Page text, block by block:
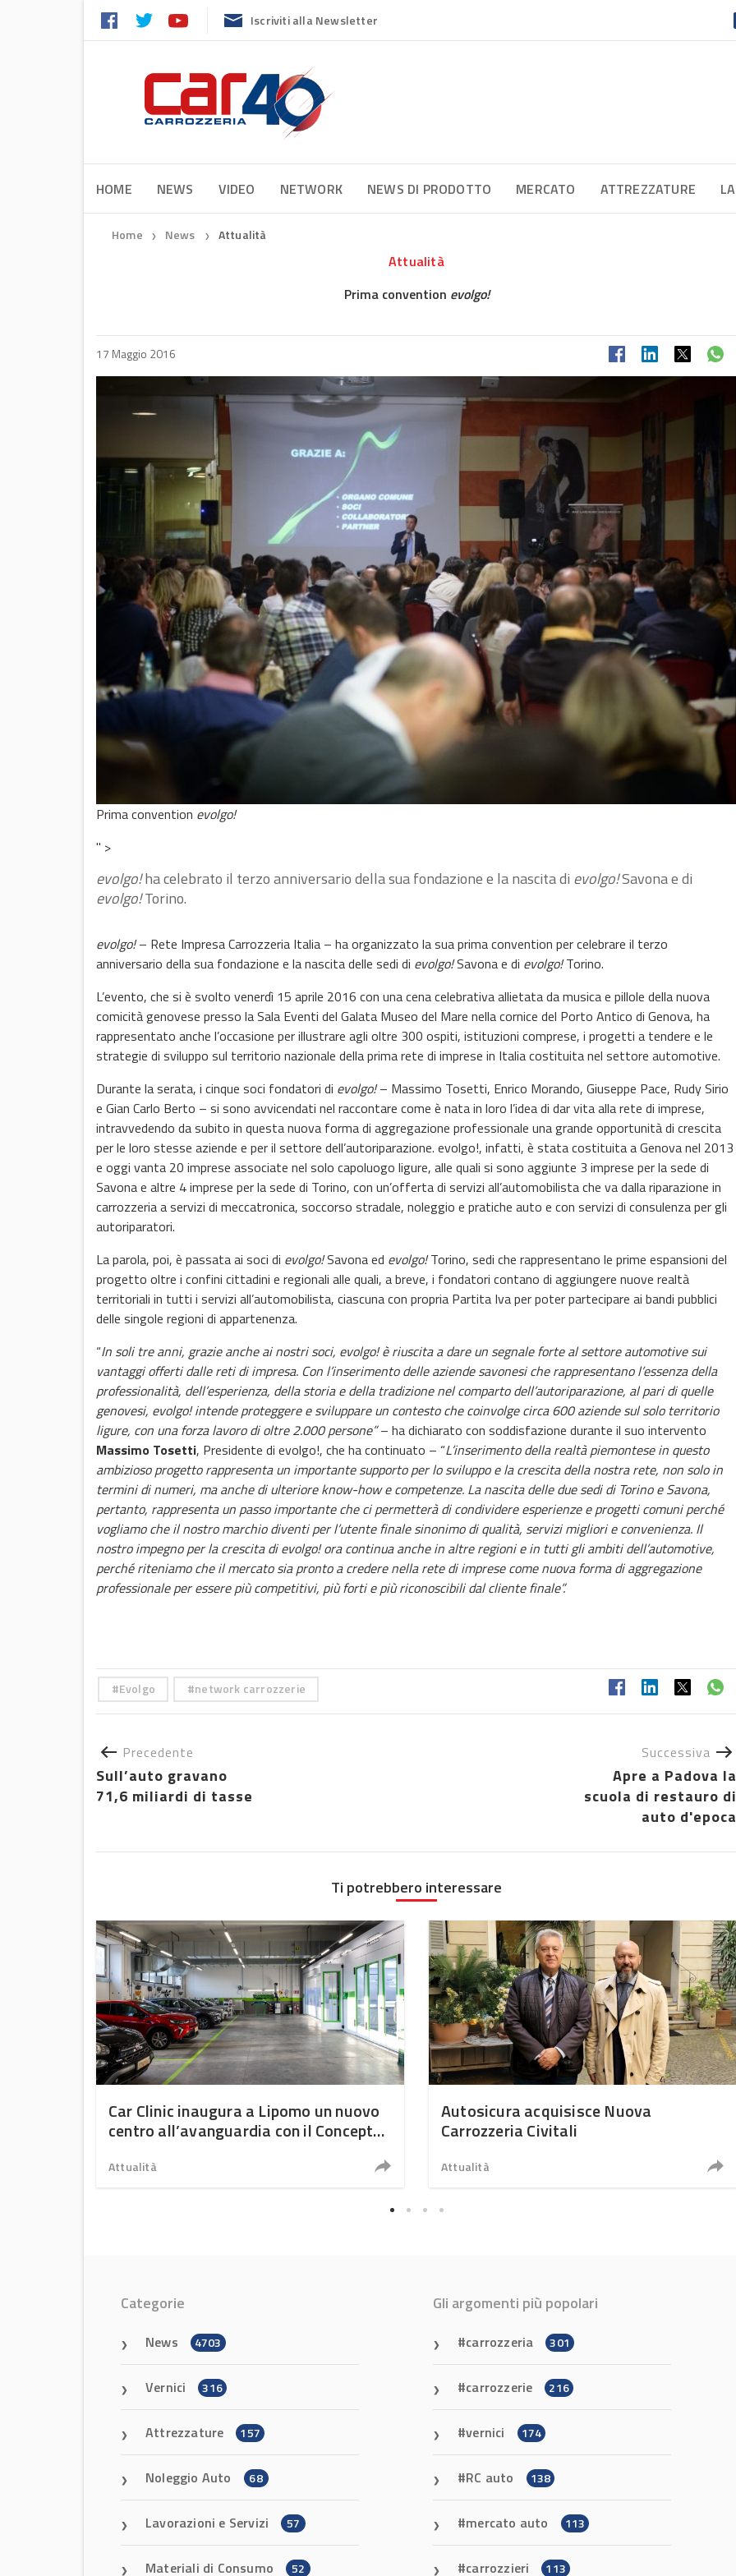
Iscriviti alla Newsletter
HOME NEWS VIDEO NETWORK NEWS DI PRODOTTO MERCATO ATTREZZATURE
Home ❯ News ❯ Attualità
Attualità
Prima convention evolgo!
17 Maggio 2016
Prima convention evolgo!
" >
evolgo!ha celebrato il terzo anniversario della sua fondazione e la nascita di evolgo!Savona e di
evolgo!Torino.
evolgo!– Rete Impresa Carrozzeria Italia – ha organizzato la sua prima convention per celebrare il terzo
anniversario della sua fondazione e la nascita delle sedi di evolgo!Savona e di evolgo!Torino.
L’evento, che si è svolto venerdì 15 aprile 2016 con una cena celebrativa allietata da musica e pillole della nuova
comicità genovese presso la Sala Eventi del Galata Museo del Mare nella cornice del Porto Antico di Genova, ha
rappresentato anche l’occasione per illustrare agli oltre 300 ospiti, istituzioni comprese, i progetti a tendere e le
strategie di sviluppo sul territorio nazionale della prima rete di imprese in Italia costituita nel settore automotive.
Durante la serata, i cinque soci fondatori di evolgo!– Massimo Tosetti, Enrico Morando, Giuseppe Pace, Rudy Sirio
e Gian Carlo Berto – si sono avvicendati nel raccontare come è nata in loro l’idea di dar vita alla rete di imprese,
intravvedendo da subito in questa nuova forma di aggregazione professionale una grande opportunità di crescita
per le loro stesse aziende e per il settore dell’autoriparazione. evolgo!, infatti, è stata costituita a Genova nel 2013
e oggi vanta 20 imprese associate nel solo capoluogo ligure, alle quali si sono aggiunte 3 imprese per la sede di
Savona e altre 4 imprese per la sede di Torino, con un’offerta di servizi all’automobilista che va dalla riparazione in
carrozzeria a servizi di meccatronica, soccorso stradale, noleggio e pratiche auto e con servizi di consulenza per gli
autoriparatori.
La parola, poi, è passata ai soci di evolgo!Savona ed evolgo!Torino, sedi che rappresentano le prime espansioni del
progetto oltre i confini cittadini e regionali alle quali, a breve, i fondatori contano di aggiungere nuove realtà
territoriali in tutti i servizi all’automobilista, ciascuna con propria Partita Iva per poter partecipare ai bandi pubblici
delle singole regioni di appartenenza.
“In soli tre anni, grazie anche ai nostri soci, evolgo! è riuscita a dare un segnale forte al settore automotive sui
vantaggi offerti dalle reti di impresa. Con l’inserimento delle aziende savonesi che rappresentano l’essenza della
professionalità, dell’esperienza, della storia e della tradizione nel comparto dell’autoriparazione, al pari di quelle
genovesi, evolgo! intende proteggere e sviluppare un contesto che coinvolge circa 600 aziende sul solo territorio
ligure, con una forza lavoro di oltre 2.000 persone”– ha dichiarato con soddisfazione durante il suo intervento
Massimo Tosetti, Presidente di evolgo!, che ha continuato – “L’inserimento della realtà piemontese in questo
ambizioso progetto rappresenta un importante supporto per lo sviluppo e la crescita della nostra rete, non solo in
termini di numeri, ma anche di ulteriore know-how e competenze. La nascita delle due sedi di Torino e Savona,
pertanto, rappresenta un passo importante che ci permetterà di condividere esperienze e progetti comuni perché
vogliamo che il nostro marchio diventi per l’utente finale sinonimo di qualità, servizi migliori e convenienza. Il
nostro impegno per la crescita di evolgo! ora continua anche in altre regioni e in tutti gli ambiti dell’automotive,
perché riteniamo che il mercato sia pronto a credere nella rete di imprese come nuova forma di aggregazione
professionale per essere più competitivi, più forti e più riconoscibili dal cliente finale”.
Evolgo network carrozzerie
Precedente
Sull’auto gravano
71,6 miliardi di tasse
Successiva
Apre a Padova la
scuola di restauro di
auto d'epoca
Ti potrebbero interessare
Car Clinic inaugura a Lipomo un nuovo
centro all’avanguardia con il Concept
Attualità
Autosicura acquisisce Nuova
Carrozzeria Civitali
Attualità
Categorie
News 4703
Vernici 316
Attrezzature 157
Noleggio Auto 68
Lavorazioni e Servizi 57
Materiali di Consumo 52
Gli argomenti più popolari
carrozzeria 301
carrozzerie 216
vernici 174
RC auto 138
mercato auto 113
carrozzieri 113